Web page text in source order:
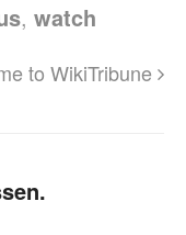
, watch
to WikiTribune